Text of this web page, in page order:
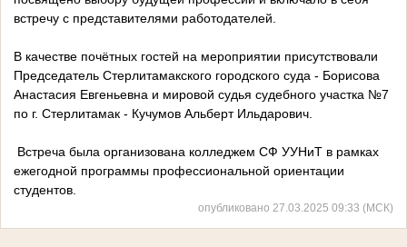
встречу с представителями работодателей.
В качестве почётных гостей на мероприятии присутствовали
Председатель Стерлитамакского городского суда - Борисова
Анастасия Евгеньевна и мировой судья судебного участка №7
по г. Стерлитамак - Кучумов Альберт Ильдарович.
Встреча была организована колледжем СФ УУНиТ в рамках
ежегодной программы профессиональной ориентации
студентов.
опубликовано 27.03.2025 09:33 (МСК)